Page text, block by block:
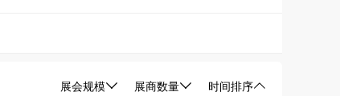
展会规模 展商数量 时间排序